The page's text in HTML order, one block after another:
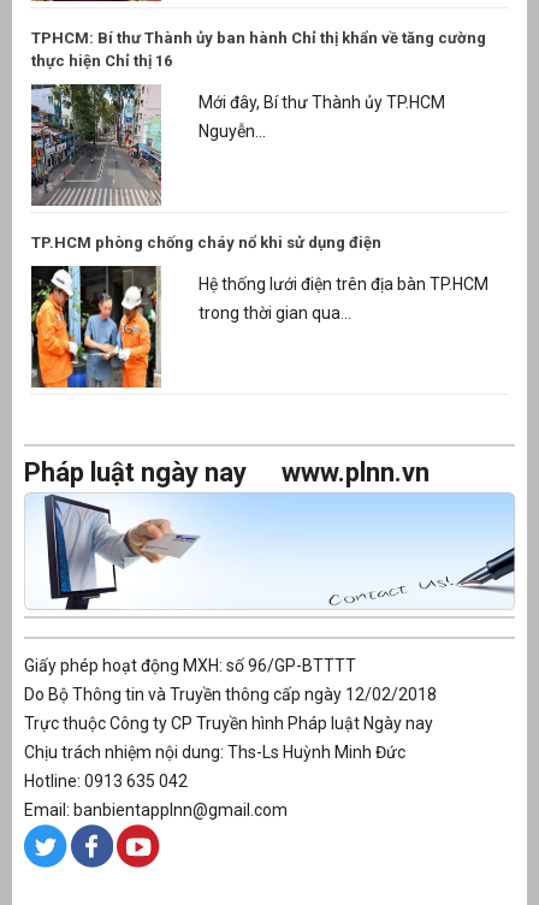
TPHCM: Bí thư Thành ủy ban hành Chỉ thị khẩn về tăng cường
thực hiện Chỉ thị 16
Mới đây, Bí thư Thành ủy TP.HCM
Nguyễn...
TP.HCM phòng chống cháy nổ khi sử dụng điện
Hệ thống lưới điện trên địa bàn TP.HCM
trong thời gian qua...
Pháp luật ngày nay www.plnn.vn
Giấy phép hoạt động MXH: số 96/GP-BTTTT
Do Bộ Thông tin và Truyền thông cấp ngày 12/02/2018
Trực thuộc Công ty CP Truyền hình Pháp luật Ngày nay
Chịu trách nhiệm nội dung: Ths-Ls Huỳnh Minh Đức
Hotline: 0913 635 042
Email: banbientapplnn@gmail.com